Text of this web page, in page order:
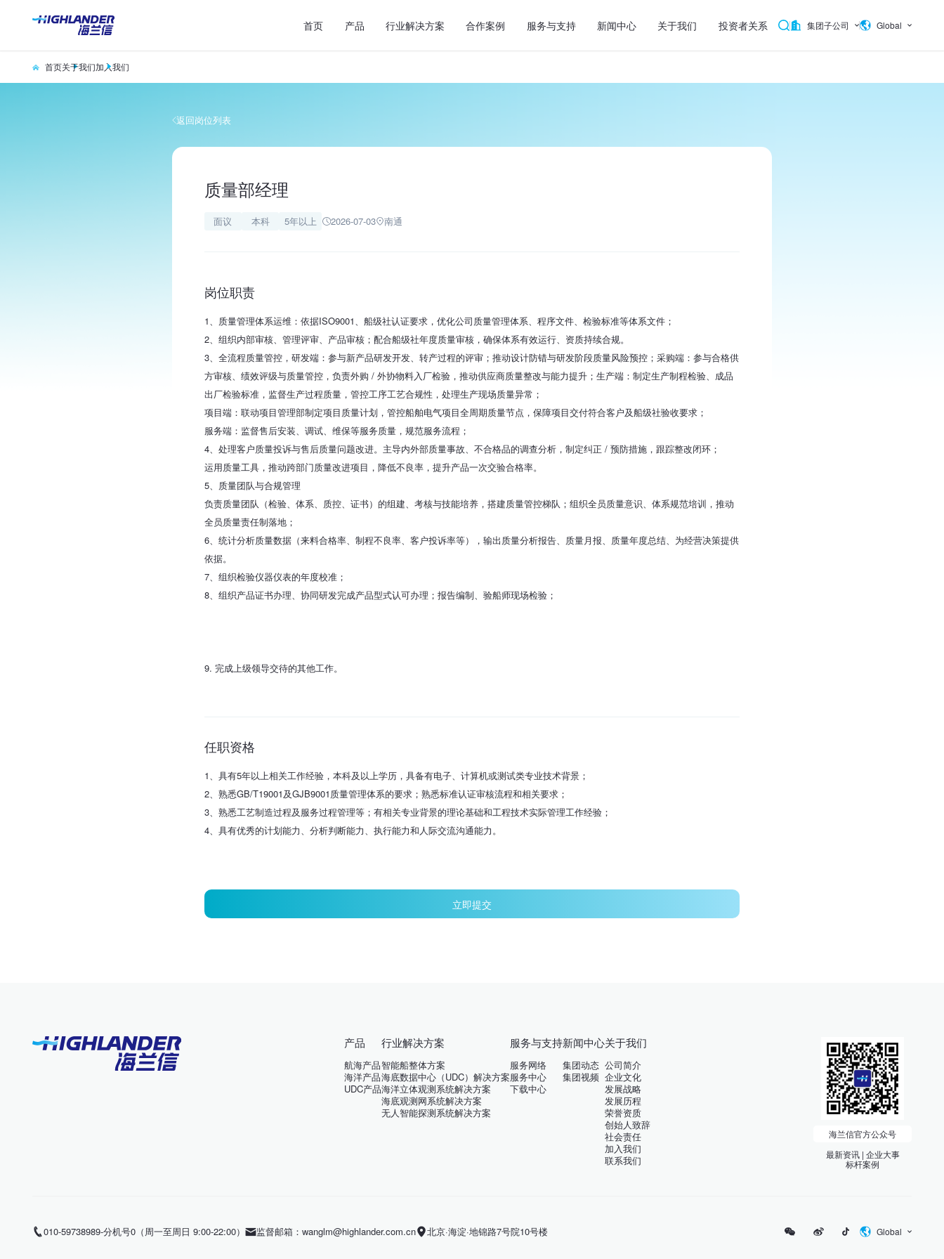
首页 产品 行业解决方案 合作案例 服务与支持 新闻中心 关于我们 投资者关系 集团子公司 Global
首页关于我们加入我们
返回岗位列表
质量部经理
面议 本科 5年以上 2026-07-03 南通
岗位职责
1、质量管理体系运维：依据ISO9001、船级社认证要求，优化公司质量管理体系、程序文件、检验标准等体系文件；
2、组织内部审核、管理评审、产品审核；配合船级社年度质量审核，确保体系有效运行、资质持续合规。
3、全流程质量管控，研发端：参与新产品研发开发、转产过程的评审；推动设计防错与研发阶段质量风险预控；采购端：参与合格供
方审核、绩效评级与质量管控，负责外购 / 外协物料入厂检验，推动供应商质量整改与能力提升；生产端：制定生产制程检验、成品
出厂检验标准，监督生产过程质量，管控工序工艺合规性，处理生产现场质量异常；
项目端：联动项目管理部制定项目质量计划，管控船舶电气项目全周期质量节点，保障项目交付符合客户及船级社验收要求；
服务端：监督售后安装、调试、维保等服务质量，规范服务流程；
4、处理客户质量投诉与售后质量问题改进。主导内外部质量事故、不合格品的调查分析，制定纠正 / 预防措施，跟踪整改闭环；
运用质量工具，推动跨部门质量改进项目，降低不良率，提升产品一次交验合格率。
5、质量团队与合规管理
负责质量团队（检验、体系、质控、证书）的组建、考核与技能培养，搭建质量管控梯队；组织全员质量意识、体系规范培训，推动
全员质量责任制落地；
6、统计分析质量数据（来料合格率、制程不良率、客户投诉率等），输出质量分析报告、质量月报、质量年度总结、为经营决策提供
依据。
7、组织检验仪器仪表的年度校准；
8、组织产品证书办理、协同研发完成产品型式认可办理；报告编制、验船师现场检验；
9. 完成上级领导交待的其他工作。
任职资格
1、具有5年以上相关工作经验，本科及以上学历，具备有电子、计算机或测试类专业技术背景；
2、熟悉GB/T19001及GJB9001质量管理体系的要求；熟悉标准认证审核流程和相关要求；
3、熟悉工艺制造过程及服务过程管理等；有相关专业背景的理论基础和工程技术实际管理工作经验；
4、具有优秀的计划能力、分析判断能力、执行能力和人际交流沟通能力。
立即提交
产品
航海产品
海洋产品
UDC产品
行业解决方案
智能船整体方案
海底数据中心（UDC）解决方案
海洋立体观测系统解决方案
海底观测网系统解决方案
无人智能探测系统解决方案
服务与支持
服务网络
服务中心
下载中心
新闻中心
集团动态
集团视频
关于我们
公司简介
企业文化
发展战略
发展历程
荣誉资质
创始人致辞
社会责任
加入我们
联系我们
海兰信官方公众号
最新资讯 | 企业大事
标杆案例
010-59738989-分机号0（周一至周日 9:00-22:00） 监督邮箱：wanglm@highlander.com.cn 北京·海淀·地锦路7号院10号楼 Global